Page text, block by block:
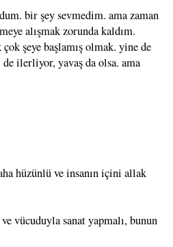
bir şey sevmedim. ama zaman
alışmak zorunda kaldım.
şeye başlamış olmak. yine de
ilerliyor, yavaş da olsa. ama
hüzünlü ve insanın içini allak
vücuduyla sanat yapmalı, bunun